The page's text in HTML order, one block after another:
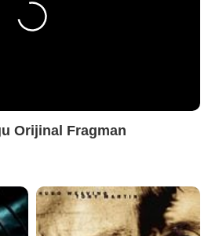
Orijinal Fragman